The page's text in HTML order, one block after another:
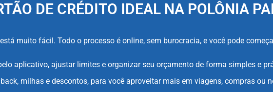
DE CRÉDITO IDEAL NA POLÔNIA
muito fácil. Todo o processo é online, sem burocracia, e você pode
aplicativo, ajustar limites e organizar seu orçamento de forma simples e
milhas e descontos, para você aproveitar mais em viagens, compras ou